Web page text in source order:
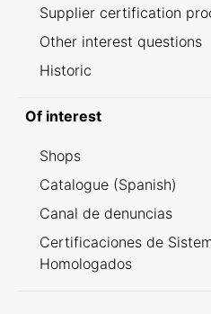
Supplier certification
Other interest questions
Historic
Of interest
Shops
Catalogue (Spanish)
Canal de denuncias
Certificaciones de
Homologados